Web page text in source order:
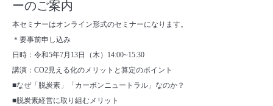
ーのご案内
本セミナーはオンライン形式のセミナーになります。
＊要事前申し込み
日時：令和5年7月13日（木）14:00~15:30
講演：CO2見える化のメリットと算定のポイント
■なぜ「脱炭素」「カーボンニュートラル」なのか？
■脱炭素経営に取り組むメリット